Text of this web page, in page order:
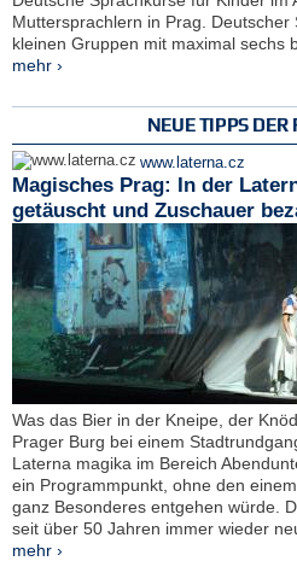
Muttersprachlern in Prag.
kleinen Gruppen mit maximal sechs
mehr ›
NEUE TIPPS DER
www.laterna.cz
Magisches Prag: In der
getäuscht und Zuschauer
Was das Bier in der Kneipe, der
Prager Burg bei einem
Laterna magika im Bereich
ein Programmpunkt, ohne den
ganz Besonderes entgehen würde.
seit über 50 Jahren immer wieder
mehr ›